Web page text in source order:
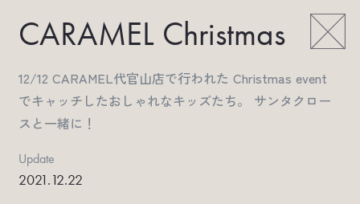
CARAMEL Christmas
12/12 CARAMEL代官山店で行われた Christmas event
でキャッチしたおしゃれなキッズたち。 サンタクロー
スと一緒に！
Update
2021.12.22